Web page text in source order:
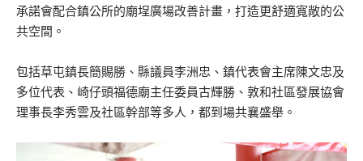
承諾會配合鎮公所的廟埕廣場改善計畫，打造更舒適寬敞的公
共空間。
包括草屯鎮長簡賜勝、縣議員李洲忠、鎮代表會主席陳文忠及
多位代表、崎仔頭福德廟主任委員古輝勝、敦和社區發展協會
理事長李秀雲及社區幹部等多人，都到場共襄盛舉。